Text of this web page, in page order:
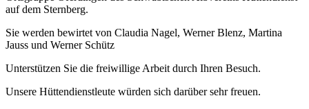
auf dem Sternberg.
Sie werden bewirtet von Claudia Nagel, Werner Blenz, Martina
Jauss und Werner Schütz
Unterstützen Sie die freiwillige Arbeit durch Ihren Besuch.
Unsere Hüttendienstleute würden sich darüber sehr freuen.